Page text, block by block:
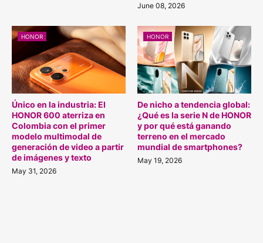
June 08, 2026
HONOR
Único en la industria: El
HONOR 600 aterriza en
Colombia con el primer
modelo multimodal de
generación de video a partir
de imágenes y texto
May 31, 2026
HONOR
De nicho a tendencia global:
¿Qué es la serie N de HONOR
y por qué está ganando
terreno en el mercado
mundial de smartphones?
May 19, 2026